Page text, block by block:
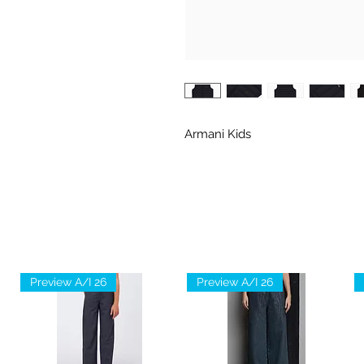
Armani Kids
Preview A/I 26 Preview A/I 26